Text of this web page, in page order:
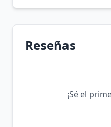
Reseñas
¡Sé el